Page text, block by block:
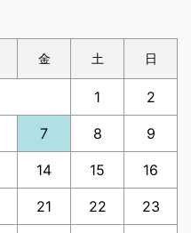
金 土 日
1 2
7 8 9
14 15 16
21 22 23